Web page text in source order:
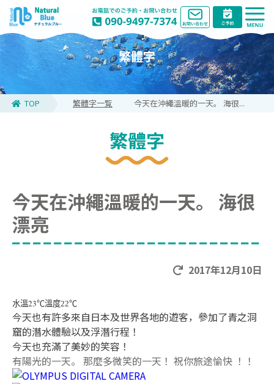
繁體字
TOP 繁體字一覧 今天在沖繩溫暖的一天。 海很...
繁體字
今天在沖繩溫暖的一天。 海很
漂亮
2017年12月10日
水溫23℃溫度22℃
今天也有許多來自日本及世界各地的遊客，參加了青之洞
窟的潛水體驗以及浮潛行程！
今天也充滿了美妙的笑容！
有陽光的一天。 那麼多微笑的一天！ 祝你旅途愉快 ！！